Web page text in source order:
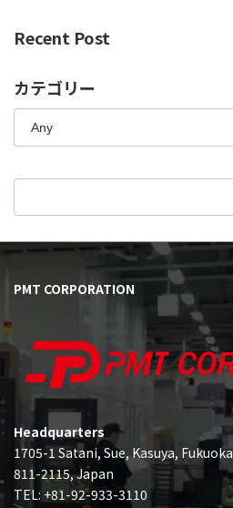
Recent Post
カテゴリー
PMT CORPORATION
Headquarters
1705-1 Satani, Sue, Kasuya, Fukuoka
811-2115, Japan
TEL: +81-92-933-3110